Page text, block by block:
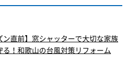
ン直前】窓シャッターで大切な家族
る！和歌山の台風対策リフォーム